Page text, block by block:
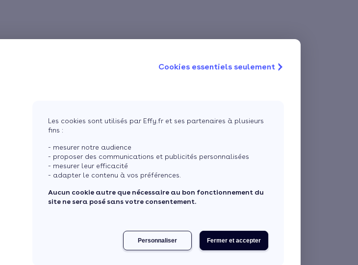
Cookies essentiels seulement
Les cookies sont utilisés par Effy.fr et ses partenaires à plusieurs
fins :
- mesurer notre audience
- proposer des communications et publicités personnalisées
- mesurer leur efficacité
- adapter le contenu à vos préférences.
Aucun cookie autre que nécessaire au bon fonctionnement du
site ne sera posé sans votre consentement.
Fermer et accepter
Personnaliser